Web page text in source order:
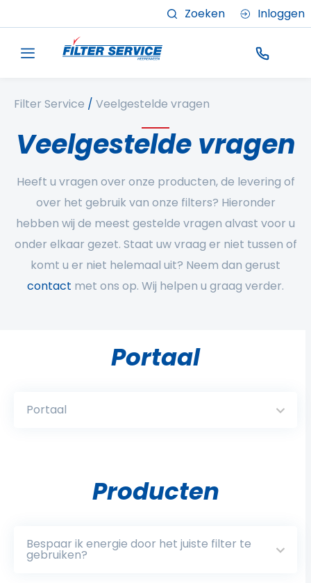
Zoeken Inloggen
Filter Service / Veelgestelde vragen
Veelgestelde vragen
Heeft u vragen over onze producten, de levering of
over het gebruik van onze filters? Hieronder
hebben wij de meest gestelde vragen alvast voor u
onder elkaar gezet. Staat uw vraag er niet tussen of
komt u er niet helemaal uit? Neem dan gerust
contact met ons op. Wij helpen u graag verder.
Portaal
Portaal
Producten
Bespaar ik energie door het juiste filter te
gebruiken?